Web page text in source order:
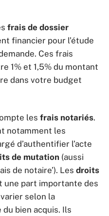
frais de dossier
financier pour l’étude
Ces frais
1% et 1,5% du montant
dans votre budget
les frais notariés.
notamment les
d’authentifier l’acte
de mutation (aussi
de notaire’). Les droits
une part importante des
selon la
bien acquis. Ils